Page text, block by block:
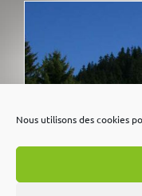
Nous utilisons des cookies